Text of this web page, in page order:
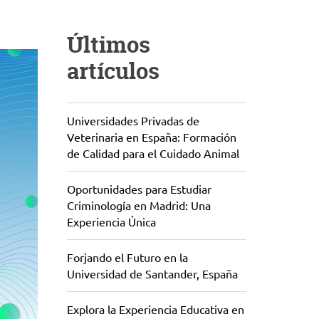
Últimos
artículos
Universidades Privadas de
Veterinaria en España: Formación
de Calidad para el Cuidado Animal
Oportunidades para Estudiar
Criminología en Madrid: Una
Experiencia Única
Forjando el Futuro en la
Universidad de Santander, España
Explora la Experiencia Educativa en